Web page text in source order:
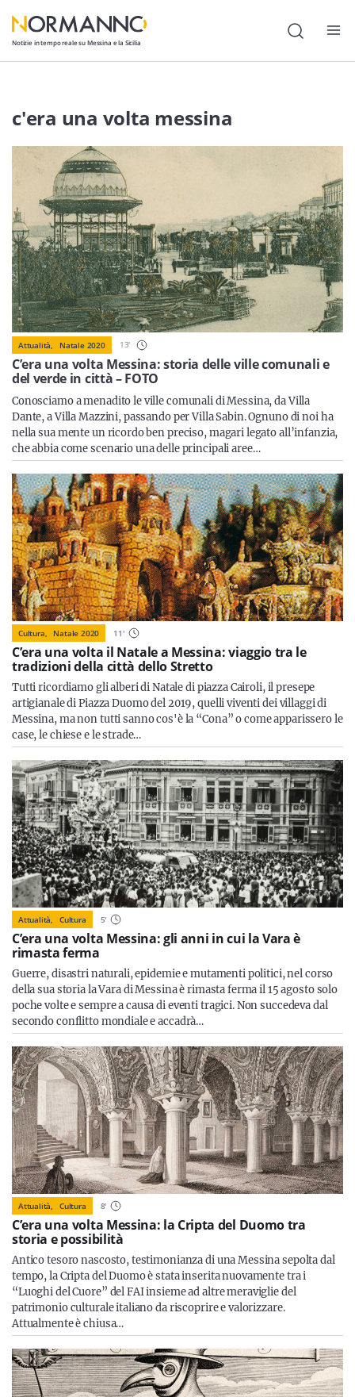
Notizie in tempo reale su Messina e la Sicilia
Politica
Cultura
Lavoro
Società
Economia
Sport
Sicilia
Servizi
Resta sempre aggiornato con le ultime news, iscriviti alla
nostra newsletter
Iscriviti
c'era una volta messina
C’era una volta Messina: storia delle ville comunali e
del verde in città – FOTO
Attualità, Natale 2020 13'
Conosciamo a menadito le ville comunali di Messina, da Villa
Dante, a Villa Mazzini, passando per Villa Sabin. Ognuno di noi ha
nella sua mente un ricordo ben preciso, magari legato all’infanzia,
che abbia come scenario una delle principali aree…
Cultura, Natale 2020 11'
C’era una volta il Natale a Messina: viaggio tra le
tradizioni della città dello Stretto
Tutti ricordiamo gli alberi di Natale di piazza Cairoli, il presepe
artigianale di Piazza Duomo del 2019, quelli viventi dei villaggi di
Messina, ma non tutti sanno cos'è la “Cona” o come apparissero le
case, le chiese e le strade…
Attualità, Cultura 5'
C’era una volta Messina: gli anni in cui la Vara è
rimasta ferma
Guerre, disastri naturali, epidemie e mutamenti politici, nel corso
della sua storia la Vara di Messina è rimasta ferma il 15 agosto solo
poche volte e sempre a causa di eventi tragici. Non succedeva dal
secondo conflitto mondiale e accadrà…
Attualità, Cultura 8'
C’era una volta Messina: la Cripta del Duomo tra
storia e possibilità
Antico tesoro nascosto, testimonianza di una Messina sepolta dal
tempo, la Cripta del Duomo è stata inserita nuovamente tra i
“Luoghi del Cuore” del FAI insieme ad altre meraviglie del
patrimonio culturale italiano da riscoprire e valorizzare.
Attualmente è chiusa…